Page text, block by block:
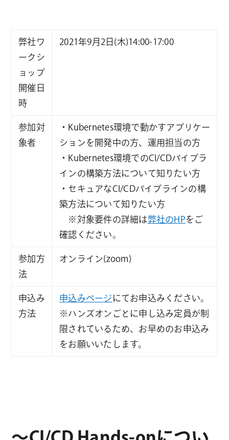
弊社ワ
ークシ
ョップ
開催日
時
2021年9月2日(木)14:00-17:00
参加対
象者
・Kubernetes環境で動かすアプリケー
ションを開発中の方、運用担当の方
・Kubernetes環境でのCI/CDパイプラ
インの構築方法について知りたい方
・セキュアなCI/CDパイプラインの構
築方法について知りたい方
※対象要件の詳細は弊社のHPをご
確認ください。
参加方
法
オンライン(zoom)
申込み
方法
申込みページ にてお申込みください。
※ハンズオンごとに申し込み定員が制
限されているため、お早めのお申込み
をお願いいたします。